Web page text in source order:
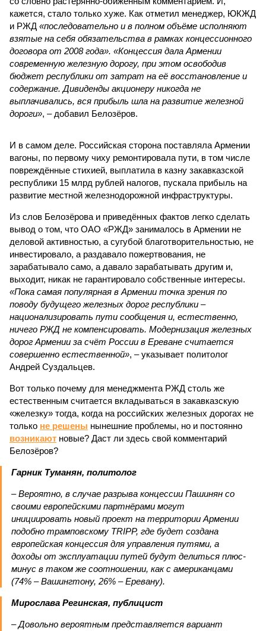
кажется, стало только хуже. Как отметил менеджер, ЮКЖД
и РЖД «последовательно и в полном объёме исполняют
взятые на себя обязательства в рамках концессионного
договора от 2008 года». «Концессия дала Армении
современную железную дорогу, при этом освободив
бюджет республики от затрат на её восстановление и
содержание. Дивиденды акционеру никогда не
выплачивались, вся прибыль шла на развитие железной
дороги», – добавил Белозёров.
И в самом деле. Российская сторона поставляла Армении
вагоны, по первому чиху ремонтировала пути, в том числе
повреждённые стихией, выплатила в казну закавказской
республики 15 млрд рублей налогов, пускала прибыль на
развитие местной железнодорожной инфраструктуры.
Из слов Белозёрова и приведённых фактов легко сделать
вывод о том, что ОАО «РЖД» занималось в Армении не
деловой активностью, а сугубой благотворительностью, не
инвестировало, а раздавало пожертвования, не
зарабатывало само, а давало зарабатывать другим и,
выходит, никак не гарантировало собственные интересы.
«Пока самая популярная в Армении точка зрения по
поводу будущего железных дорог рес­публики –
национализировать пути сообщения и, естественно,
ничего РЖД не компенсировать. Модернизация железных
дорог Армении за счёт России в Ереване считается
совершенно естественной», – указывает политолог
Андрей Суздальцев.
Вот только почему для менеджмента РЖД столь же
естественным считается вкладываться в закавказскую
«железку» тогда, когда на российских железных дорогах не
только не решены нынешние проблемы, но и постоянно
возникают новые? Даст ли здесь свой комментарий
Белозёров?
Гарник Туманян, политолог
– Вероятно, в случае разрыва концессии Пашинян со
своими европейскими партнёрами могут
инициировать новый проект на территории Армении
подобно трамповскому TRIPP, где будет создана
европейская концессия для управления путями, а
доходы от эксплуатации путей будут делиться плюс-
минус в таком же соотношении, как с американцами
(74% – Вашингтону, 26% – Еревану).
Мирослава Регинская, публицист
– Довольно вероятным представляется вариант